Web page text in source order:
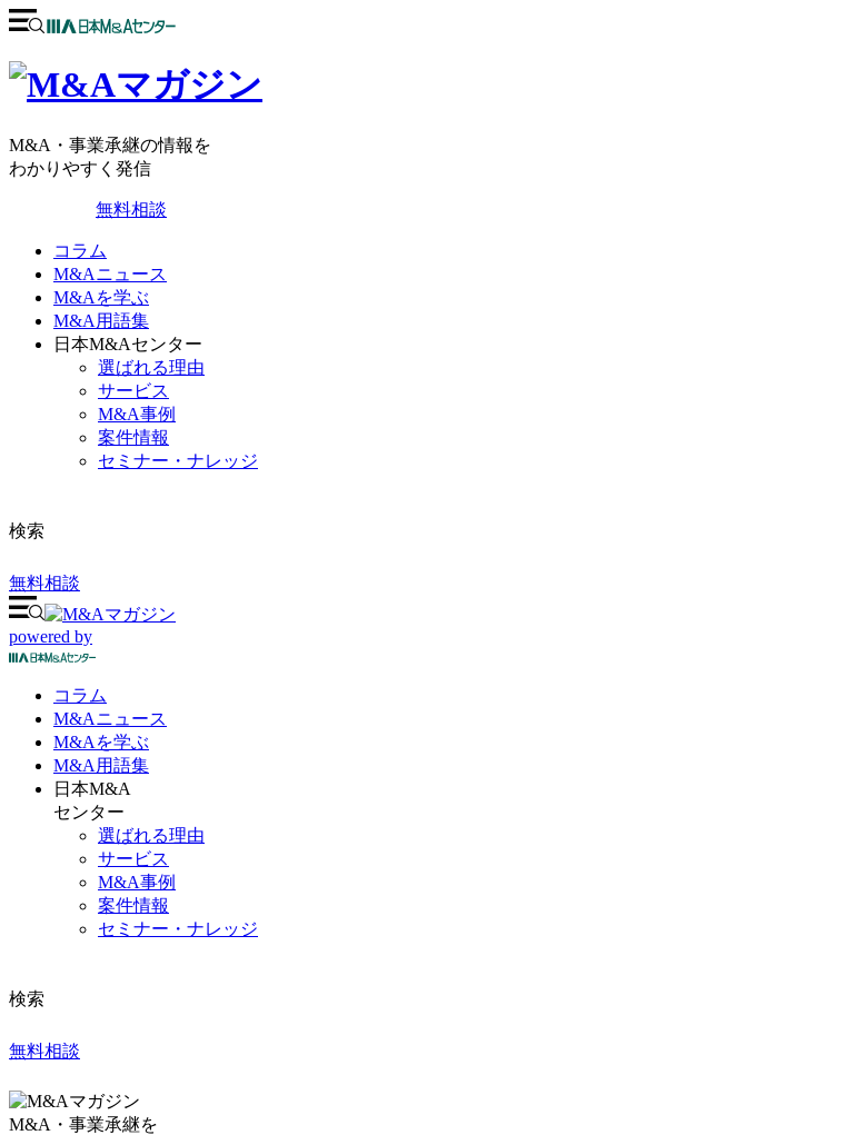
M&A・事業承継の情報を
わかりやすく発信
無料相談
コラム
M&Aニュース
M&Aを学ぶ
M&A用語集
日本M&Aセンター
選ばれる理由
サービス
M&A事例
案件情報
セミナー・ナレッジ
検索
無料相談
powered by
コラム
M&Aニュース
M&Aを学ぶ
M&A 用語集
日本M&A
センター
選ばれる理由
サービス
M&A事例
案件情報
セミナー・ナレッジ
検索
無料相談
M&A・事業承継を